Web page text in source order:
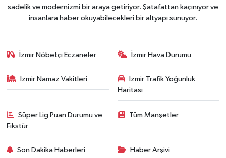
sadelik ve modernizmi bir araya getiriyor. Şatafattan kaçınıyor ve
insanlara haber okuyabilecekleri bir altyapı sunuyor.
İzmir Nöbetçi Eczaneler İzmir Hava Durumu
İzmir Namaz Vakitleri
İzmir Trafik Yoğunluk
Haritası
Süper Lig Puan Durumu ve
Fikstür
Tüm Manşetler
Son Dakika Haberleri Haber Arşivi